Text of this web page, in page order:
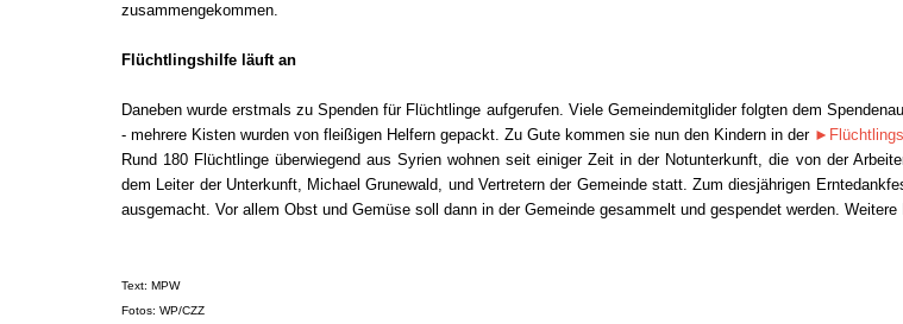
zusammengekommen.
Flüchtlingshilfe läuft an
Daneben wurde erstmals zu Spenden für Flüchtlinge aufgerufen. Viele Gemeindemitglider folgten dem
- mehrere Kisten wurden von fleißigen Helfern gepackt. Zu Gute kommen sie nun den Kindern in der
Rund 180 Flüchtlinge überwiegend aus Syrien wohnen seit einiger Zeit in der Notunterkunft, die von der
dem Leiter der Unterkunft, Michael Grunewald, und Vertretern der Gemeinde statt. Zum diesjährigen
ausgemacht. Vor allem Obst und Gemüse soll dann in der Gemeinde gesammelt und gespendet werden.
Text: MPW
Fotos: WP/CZZ